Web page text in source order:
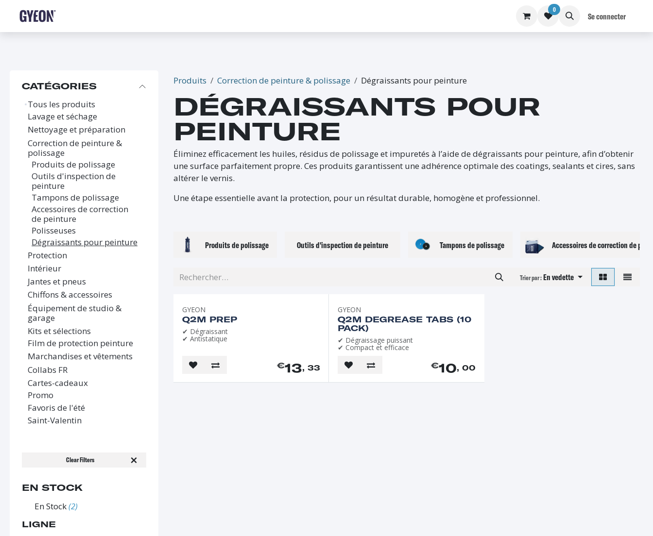
0
Se connecter
CATÉGORIES
Tous les produits
Lavage et séchage
Nettoyage et préparation
Correction de peinture &
polissage
Produits de polissage
Outils d'inspection de
peinture
Tampons de polissage
Accessoires de correction
de peinture
Polisseuses
Dégraissants pour peinture
Protection
Intérieur
Jantes et pneus
Chiffons & accessoires
Équipement de studio &
garage
Kits et sélections
Film de protection peinture
Marchandises et vêtements
Collabs FR
Cartes-cadeaux
Promo
Favoris de l'été
Saint-Valentin
Clear Filters
EN STOCK
En Stock (2)
LIGNE
Produits Correction de peinture & polissage Dégraissants pour peinture
DÉGRAISSANTS POUR
PEINTURE
Éliminez efficacement les huiles, résidus de polissage et impuretés à l’aide de dégraissants pour peinture, afin d’obtenir
une surface parfaitement propre. Ces produits garantissent une adhérence optimale des coatings, sealants et cires, sans
altérer le vernis.
Une étape essentielle avant la protection, pour un résultat durable, homogène et professionnel.
Produits de polissage Outils d'inspection de peinture Tampons de polissage Accessoires de correction de
Trier par :En vedette
GYEON
Q2M PREP
✔ Dégraissant
✔ Antistatique
€13, 33
GYEON
Q2M DEGREASE TABS (10
PACK)
✔ Dégraissage puissant
✔ Compact et efficace
€10, 00